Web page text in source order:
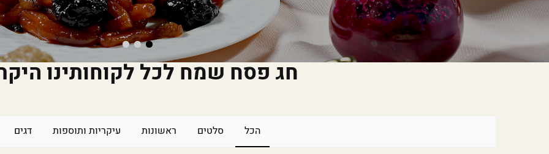
חג פסח שמח לכל לקוחותינו
הכל סלטים ראשונות עיקריות ותוספות דגים